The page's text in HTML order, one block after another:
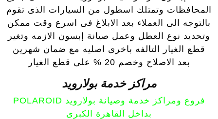
المحافظات وتمتلك اسطول من السيارات الذى تقوم
بالتوجه الى العملاء بعد الابلاغ فى اسرع وقت ممكن
وتحديد نوع العطل وعمل صيانة إبسون الازمه وتغير
قطع الغيار التالفه باخرى اصليه مع ضمان شهرين
بعد الاصلاح وخصم 20 % على قطع الغيار
مراكز خدمة بولارويد
فروع ومراكز خدمة وصيانة بولارويد POLAROID
بداخل القاهرة الكبرى